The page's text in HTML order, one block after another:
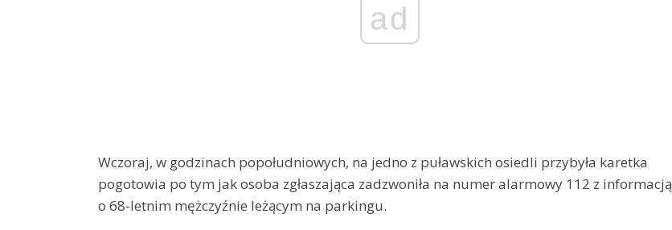
ad
Wczoraj, w godzinach popołudniowych, na jedno z puławskich osiedli przybyła karetka
pogotowia po tym jak osoba zgłaszająca zadzwoniła na numer alarmowy 112 z informacją
o 68-letnim mężczyźnie leżącym na parkingu.